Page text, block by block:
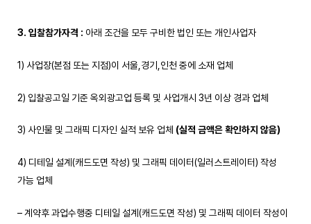
3. 입찰참가자격 : 아래 조건을 모두 구비한 법인 또는 개인사업자
1) 사업장(본점 또는 지점)이 서울,경기,인천 중에 소재 업체
2) 입찰공고일 기준 옥외광고업 등록 및 사업개시 3년 이상 경과 업체
3) 사인물 및 그래픽 디자인 실적 보유 업체 (실적 금액은 확인하지 않음)
4) 디테일 설계(캐드도면 작성) 및 그래픽 데이터(일러스트레이터) 작성
가능 업체
– 계약후 과업수행중 디테일 설계(캐드도면 작성) 및 그래픽 데이터 작성이